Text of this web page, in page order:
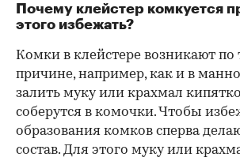
Почему клейстер комкуется
этого избежать?
Комки в клейстере возникают по
причине, например, как и в
залить муку или крахмал
соберутся в комочки. Чтобы
образования комков сперва
состав. Для этого муку или